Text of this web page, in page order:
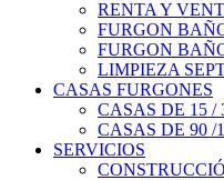
RENTA Y
FURGON
FURGON
LIMPIEZA
CASAS FURGONES
CASAS DE 15 /
CASAS DE 90 /
SERVICIOS